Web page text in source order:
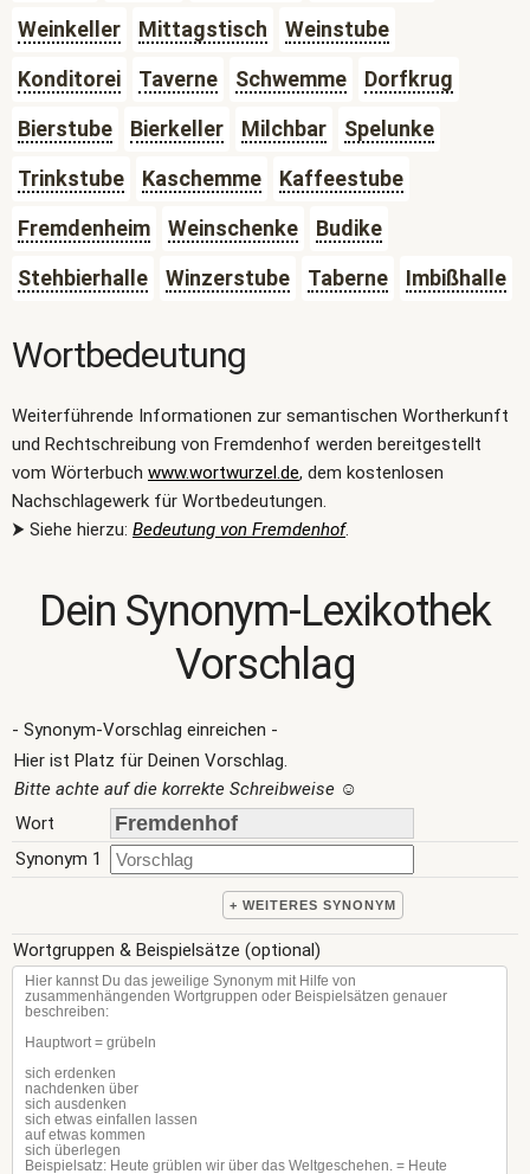
Weinkeller Mittagstisch
Weinstube
Konditorei
Taverne Schwemme
Dorfkrug
Bierstube
Bierkeller Milchbar
Spelunke
Trinkstube
Kaschemme
Kaffeestube
Fremdenheim
Weinschenke
Budike
Stehbierhalle
Winzerstube Taberne Imbißhalle
Wortbedeutung
Weiterführende Informationen zur semantischen Wortherkunft
und Rechtschreibung von Fremdenhof werden bereitgestellt
vom Wörterbuch www.wortwurzel.de, dem kostenlosen
Nachschlagewerk für Wortbedeutungen.
⮞ Siehe hierzu: Bedeutung von Fremdenhof.
Dein Synonym-Lexikothek
Vorschlag
- Synonym-Vorschlag einreichen -
Hier ist Platz für Deinen Vorschlag.
Bitte achte auf die korrekte Schreibweise ☺
Wort
Synonym 1
+ WEITERES SYNONYM
Wortgruppen & Beispielsätze (optional)